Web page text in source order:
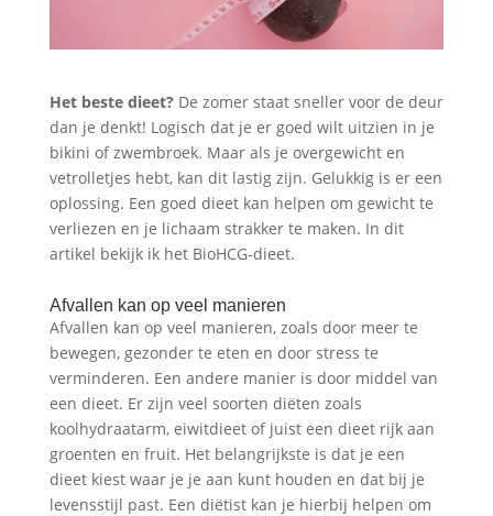
Het beste dieet?De zomer staat sneller voor de deur
dan je denkt! Logisch dat je er goed wilt uitzien in je
bikini of zwembroek. Maar als je overgewicht en
vetrolletjes hebt, kan dit lastig zijn. Gelukkig is er een
oplossing. Een goed dieet kan helpen om gewicht te
verliezen en je lichaam strakker te maken. In dit
artikel bekijk ik het BioHCG-dieet.
Afvallen kan op veel manieren
Afvallen kan op veel manieren, zoals door meer te
bewegen, gezonder te eten en door stress te
verminderen. Een andere manier is door middel van
een dieet. Er zijn veel soorten diëten zoals
koolhydraatarm, eiwitdieet of juist een dieet rijk aan
groenten en fruit. Het belangrijkste is dat je een
dieet kiest waar je je aan kunt houden en dat bij je
levensstijl past. Een diëtist kan je hierbij helpen om